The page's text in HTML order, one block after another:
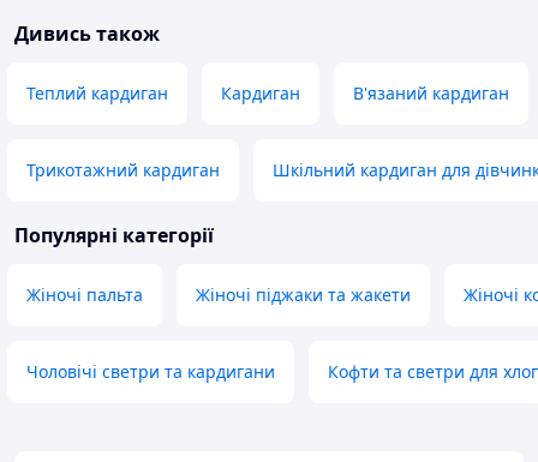
Дивись також
Теплий кардиган Кардиган В'язаний кардиган
Трикотажний кардиган Шкільний кардиган для
Популярні категорії
Жіночі пальта Жіночі піджаки та жакети Жіночі
Чоловічі светри та кардигани Кофти та светри для